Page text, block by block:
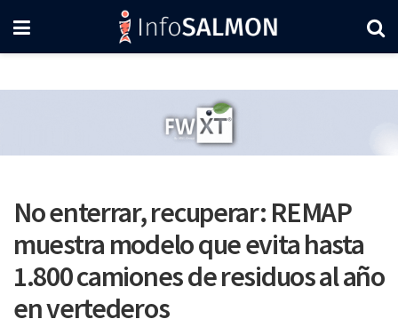
No enterrar, recuperar: REMAP
muestra modelo que evita hasta
1.800 camiones de residuos al año
en vertederos